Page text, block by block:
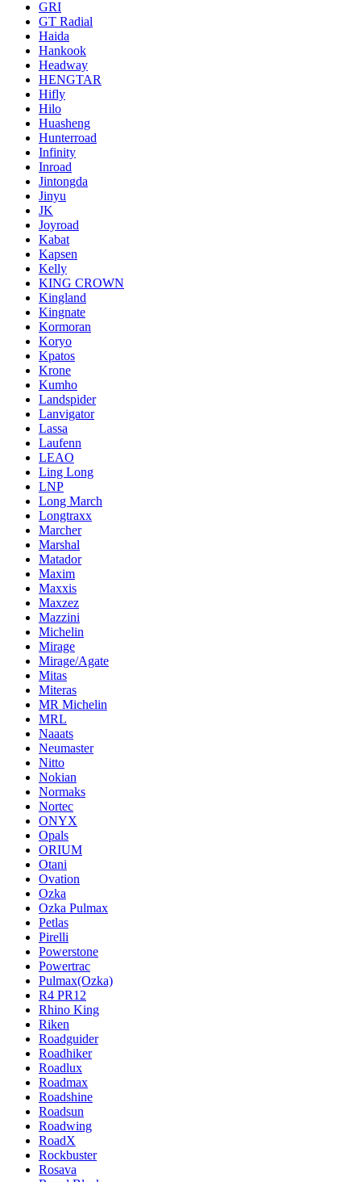
GRI
GT Radial
Haida
Hankook
Headway
HENGTAR
Hifly
Hilo
Huasheng
Hunterroad
Infinity
Inroad
Jintongda
Jinyu
JK
Joyroad
Kabat
Kapsen
Kelly
KING CROWN
Kingland
Kingnate
Kormoran
Koryo
Kpatos
Krone
Kumho
Landspider
Lanvigator
Lassa
Laufenn
LEAO
Ling Long
LNP
Long March
Longtraxx
Marcher
Marshal
Matador
Maxim
Maxxis
Maxzez
Mazzini
Michelin
Mirage
Mirage/Agate
Mitas
Miteras
MR Michelin
MRL
Naaats
Neumaster
Nitto
Nokian
Normaks
Nortec
ONYX
Opals
ORIUM
Otani
Ovation
Ozka
Ozka Pulmax
Petlas
Pirelli
Powerstone
Powertrac
Pulmax(Ozka)
R4 PR12
Rhino King
Riken
Roadguider
Roadhiker
Roadlux
Roadmax
Roadshine
Roadsun
Roadwing
RoadX
Rockbuster
Rosava